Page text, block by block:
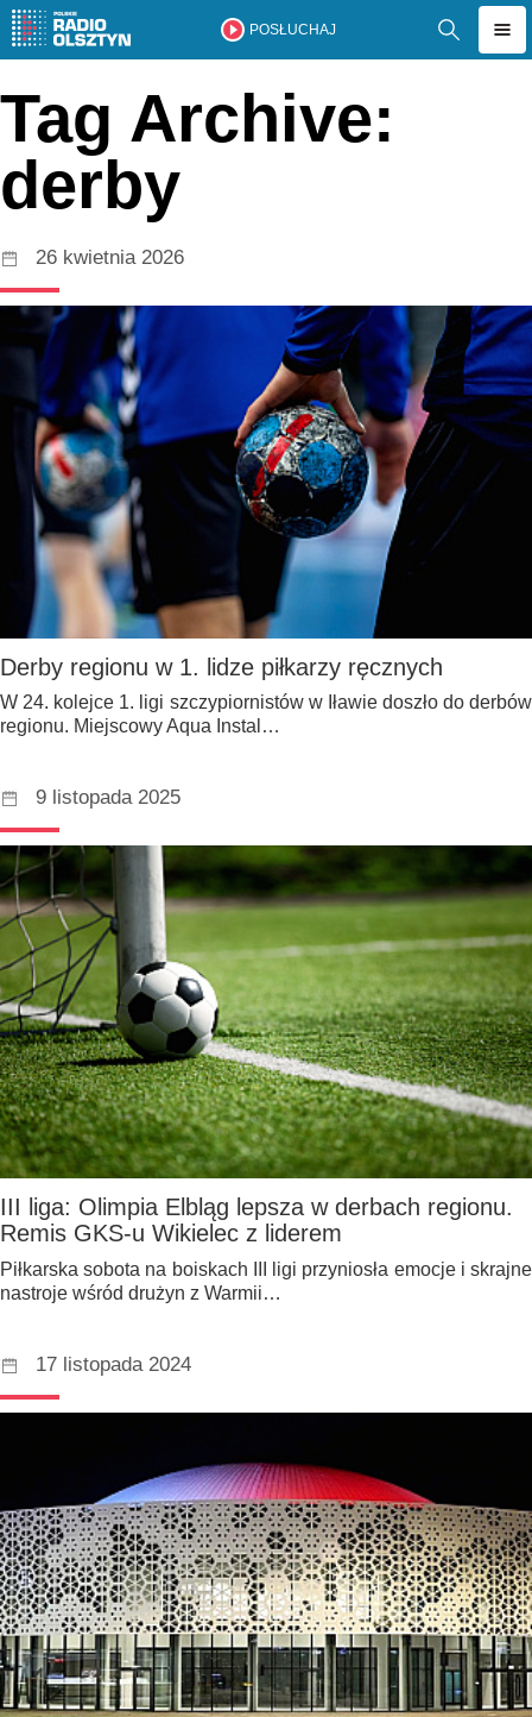
POSŁUCHAJ
Tag Archive:
derby
26 kwietnia 2026
Derby regionu w 1. lidze piłkarzy ręcznych
W 24. kolejce 1. ligi szczypiornistów w Iławie doszło do derbów
regionu. Miejscowy Aqua Instal…
9 listopada 2025
III liga: Olimpia Elbląg lepsza w derbach regionu.
Remis GKS-u Wikielec z liderem
Piłkarska sobota na boiskach III ligi przyniosła emocje i skrajne
nastroje wśród drużyn z Warmii…
17 listopada 2024